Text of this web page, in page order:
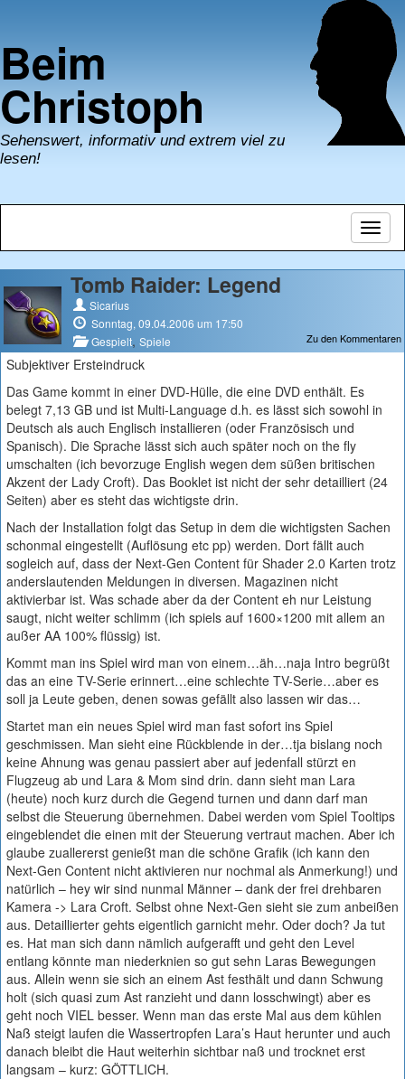
Beim
Christoph
Sehenswert, informativ und extrem viel zu
lesen!
Tomb Raider: Legend
Sicarius
Sonntag, 09.04.2006 um 17:50
Zu den Kommentaren
Gespielt, Spiele
Subjektiver Ersteindruck
Das Game kommt in einer DVD-Hülle, die eine DVD enthält. Es
belegt 7,13 GB und ist Multi-Language d.h. es lässt sich sowohl in
Deutsch als auch Englisch installieren (oder Französisch und
Spanisch). Die Sprache lässt sich auch später noch on the fly
umschalten (ich bevorzuge English wegen dem süßen britischen
Akzent der Lady Croft). Das Booklet ist nicht der sehr detailliert (24
Seiten) aber es steht das wichtigste drin.
Nach der Installation folgt das Setup in dem die wichtigsten Sachen
schonmal eingestellt (Auflösung etc pp) werden. Dort fällt auch
sogleich auf, dass der Next-Gen Content für Shader 2.0 Karten trotz
anderslautenden Meldungen in diversen. Magazinen nicht
aktivierbar ist. Was schade aber da der Content eh nur Leistung
saugt, nicht weiter schlimm (ich spiels auf 1600×1200 mit allem an
außer AA 100% flüssig) ist.
Kommt man ins Spiel wird man von einem…äh…naja Intro begrüßt
das an eine TV-Serie erinnert…eine schlechte TV-Serie…aber es
soll ja Leute geben, denen sowas gefällt also lassen wir das…
Startet man ein neues Spiel wird man fast sofort ins Spiel
geschmissen. Man sieht eine Rückblende in der…tja bislang noch
keine Ahnung was genau passiert aber auf jedenfall stürzt en
Flugzeug ab und Lara & Mom sind drin. dann sieht man Lara
(heute) noch kurz durch die Gegend turnen und dann darf man
selbst die Steuerung übernehmen. Dabei werden vom Spiel Tooltips
eingeblendet die einen mit der Steuerung vertraut machen. Aber ich
glaube zuallererst genießt man die schöne Grafik (ich kann den
Next-Gen Content nicht aktivieren nur nochmal als Anmerkung!) und
natürlich – hey wir sind nunmal Männer – dank der frei drehbaren
Kamera -> Lara Croft. Selbst ohne Next-Gen sieht sie zum anbeißen
aus. Detaillierter gehts eigentlich garnicht mehr. Oder doch? Ja tut
es. Hat man sich dann nämlich aufgerafft und geht den Level
entlang könnte man niederknien so gut sehn Laras Bewegungen
aus. Allein wenn sie sich an einem Ast festhält und dann Schwung
holt (sich quasi zum Ast ranzieht und dann losschwingt) aber es
geht noch VIEL besser. Wenn man das erste Mal aus dem kühlen
Naß steigt laufen die Wassertropfen Lara’s Haut herunter und auch
danach bleibt die Haut weiterhin sichtbar naß und trocknet erst
langsam – kurz: GÖTTLICH.